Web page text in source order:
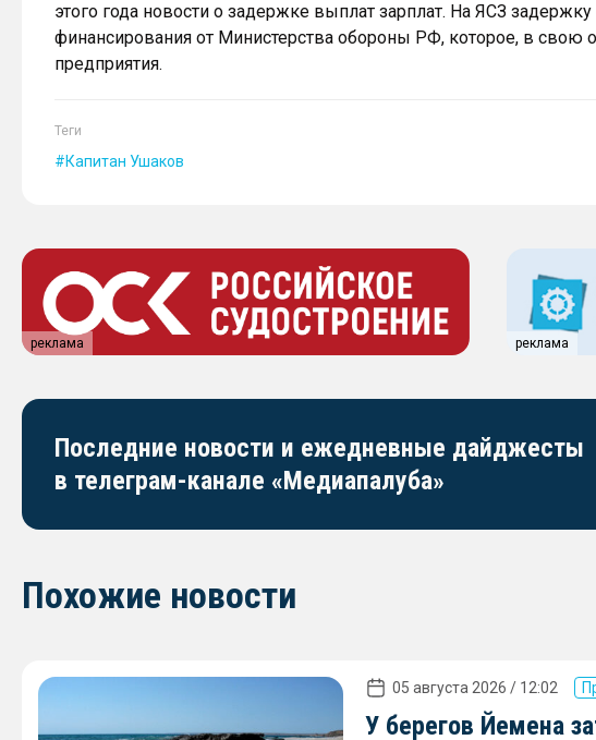
этого года новости о задержке выплат зарплат. На ЯСЗ
финансирования от Министерства обороны РФ, которое, в свою
предприятия.
Теги
Капитан Ушаков
реклама реклама
Последние новости и ежедневные дайджесты
в телеграм-канале «Медиапалуба»
Похожие новости
05 августа 2026 / 12:02
У берегов Йемена